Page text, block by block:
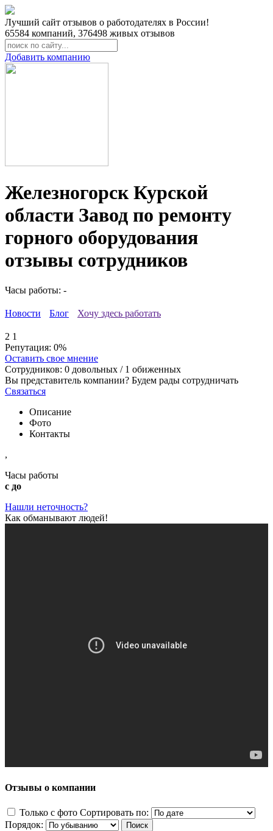
Лучший сайт отзывов о работодателях в России!
65584 компаний, 376498 живых отзывов
Добавить компанию
Железногорск Курской
области Завод по ремонту
горного оборудования
отзывы сотрудников
Часы работы: -
Новости Блог Хочу здесь работать
2 1
Репутация: 0%
Оставить свое мнение
Сотрудников: 0 довольных / 1 обиженных
Вы представитель компании? Будем рады сотрудничать
Связаться
Описание
Фото
Контакты
,
Часы работы
с до
Нашли неточность?
Как обманывают людей!
Отзывы о компании
Только с фото Сортировать по:
Порядок: